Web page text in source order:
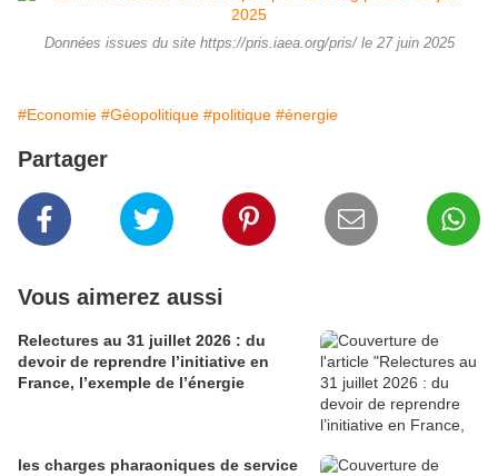
Données issues du site https://pris.iaea.org/pris/ le 27 juin 2025
#Economie #Géopolitique #politique #énergie
Partager
Vous aimerez aussi
Relectures au 31 juillet 2026 : du
devoir de reprendre l’initiative en
France, l’exemple de l’énergie
les charges pharaoniques de service